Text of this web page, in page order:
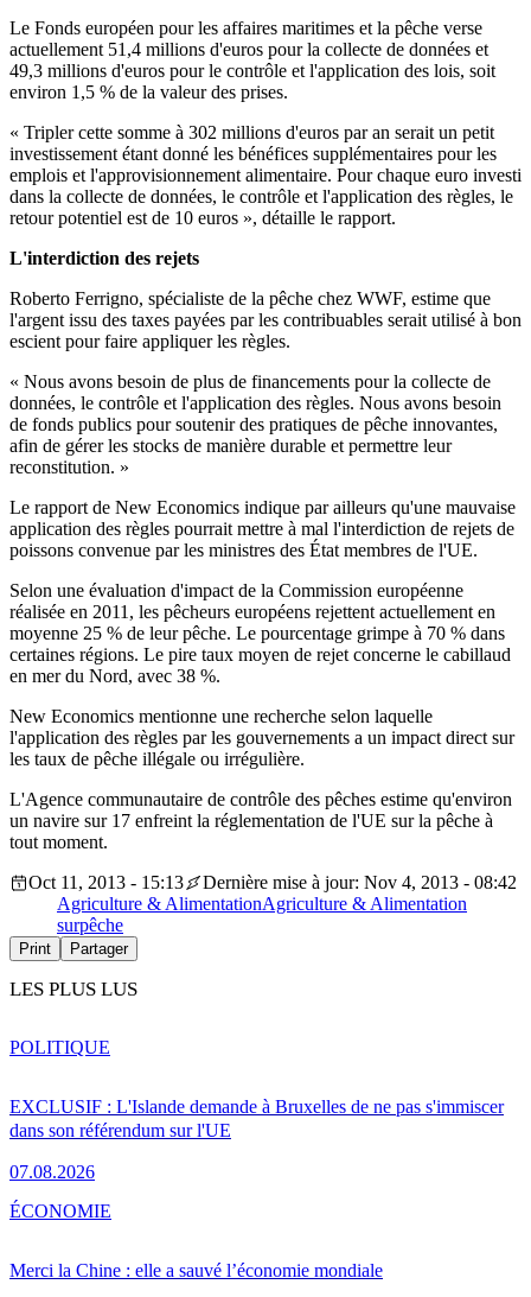
Le Fonds européen pour les affaires maritimes et la pêche verse
actuellement 51,4 millions d'euros pour la collecte de données et
49,3 millions d'euros pour le contrôle et l'application des lois, soit
environ 1,5 % de la valeur des prises.
« Tripler cette somme à 302 millions d'euros par an serait un petit
investissement étant donné les bénéfices supplémentaires pour les
emplois et l'approvisionnement alimentaire. Pour chaque euro investi
dans la collecte de données, le contrôle et l'application des règles, le
retour potentiel est de 10 euros », détaille le rapport.
L'interdiction des rejets
Roberto Ferrigno, spécialiste de la pêche chez WWF, estime que
l'argent issu des taxes payées par les contribuables serait utilisé à bon
escient pour faire appliquer les règles.
« Nous avons besoin de plus de financements pour la collecte de
données, le contrôle et l'application des règles. Nous avons besoin
de fonds publics pour soutenir des pratiques de pêche innovantes,
afin de gérer les stocks de manière durable et permettre leur
reconstitution. »
Le rapport de New Economics indique par ailleurs qu'une mauvaise
application des règles pourrait mettre à mal l'interdiction de rejets de
poissons convenue par les ministres des État membres de l'UE.
Selon une évaluation d'impact de la Commission européenne
réalisée en 2011, les pêcheurs européens rejettent actuellement en
moyenne 25 % de leur pêche. Le pourcentage grimpe à 70 % dans
certaines régions. Le pire taux moyen de rejet concerne le cabillaud
en mer du Nord, avec 38 %.
New Economics mentionne une recherche selon laquelle
l'application des règles par les gouvernements a un impact direct sur
les taux de pêche illégale ou irrégulière.
L'Agence communautaire de contrôle des pêches estime qu'environ
un navire sur 17 enfreint la réglementation de l'UE sur la pêche à
tout moment.
Oct 11, 2013 - 15:13
Dernière mise à jour: Nov 4, 2013 - 08:42
Agriculture & AlimentationAgriculture & Alimentation
surpêche
Print Partager
LES PLUS LUS
EXCLUSIF : L'Islande demande à Bruxelles de ne pas s'immiscer
dans son référendum sur l'UE
07.08.2026
POLITIQUE
Merci la Chine : elle a sauvé l’économie mondiale
ÉCONOMIE